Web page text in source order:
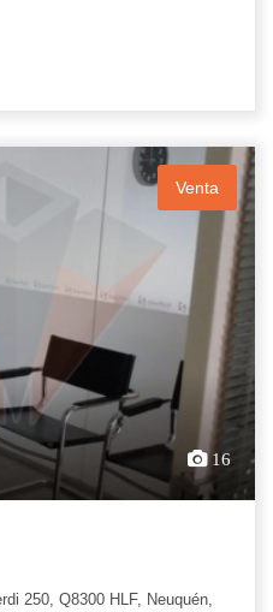
Venta
16
250, Q8300 HLF, Neuquén,